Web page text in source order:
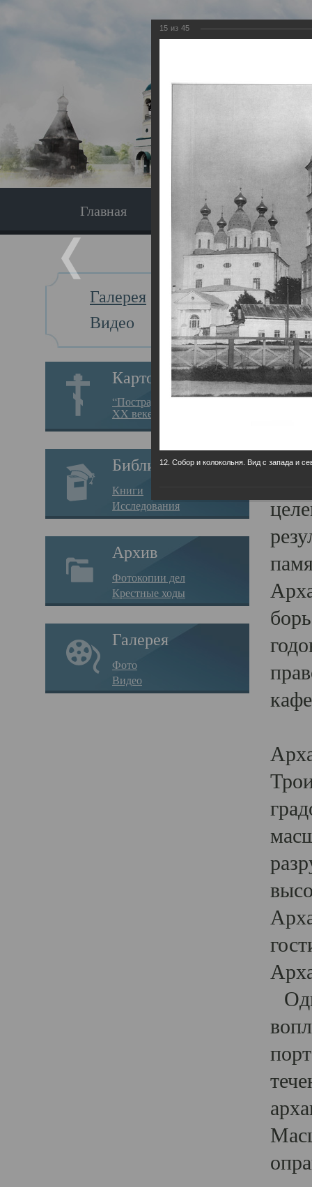
Главная Экскурсия
Галерея
Видео
Картотека
“Пострадавшие за веру в
XX веке на Севере”
Библиотека
Книги
Исследования
Архив
Фотокопии дел
Крестные ходы
Галерея
Фото
Видео
Главная
15 из 45
12. Собор и колокольня. Вид с запада и